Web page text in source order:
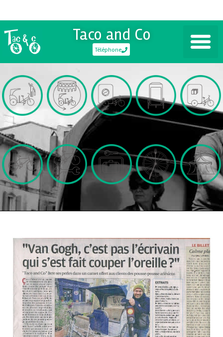
Taco and Co
Téléphone